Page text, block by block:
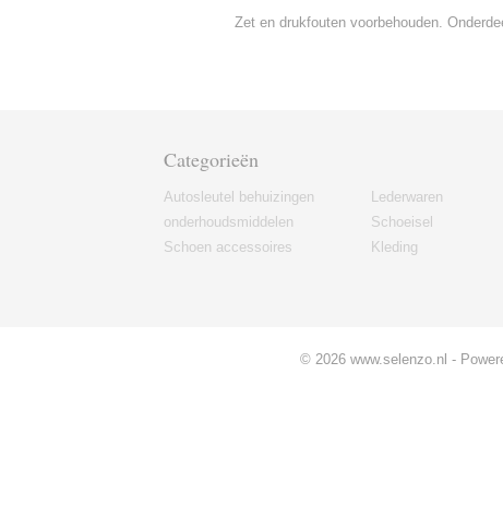
Zet en drukfouten voorbehouden.
Categorieën
Autosleutel behuizingen
onderhoudsmiddelen
Schoen accessoires
Lederwaren
Schoeisel
Kleding
© 2026 www.selenzo.nl -